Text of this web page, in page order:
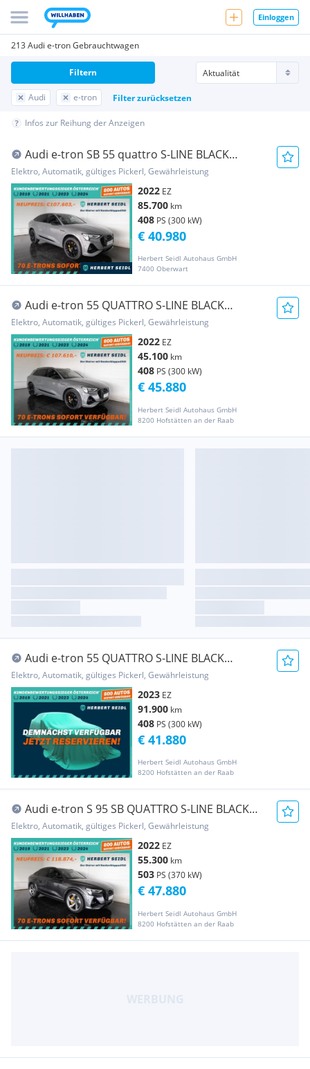
Einloggen
213 Audi e-tron Gebrauchtwagen
Audi e-tron Filter zurücksetzen
Filtern
Infos zur Reihung der Anzeigen
Audi e-tron SB 55 quattro S-LINE BLACK
EDITION *NP: ...
Elektro, Automatik, gültiges Pickerl, Gewährleistung
2022 EZ
85.700 km
408 PS (300 kW)
Herbert Seidl Autohaus GmbH
7400 Oberwart
€ 40.980
Audi e-tron 55 QUATTRO S-LINE BLACK
EDITION *NP: € 1...
Elektro, Automatik, gültiges Pickerl, Gewährleistung
2022 EZ
45.100 km
408 PS (300 kW)
Herbert Seidl Autohaus GmbH
8200 Hofstätten an der Raab
€ 45.880
Audi e-tron 55 QUATTRO S-LINE BLACK
EDITION *NP: € 1...
Elektro, Automatik, gültiges Pickerl, Gewährleistung
2023 EZ
91.900 km
408 PS (300 kW)
Herbert Seidl Autohaus GmbH
8200 Hofstätten an der Raab
€ 41.880
Audi e-tron S 95 SB QUATTRO S-LINE BLACK
*NP: 118.87...
Elektro, Automatik, gültiges Pickerl, Gewährleistung
2022 EZ
55.300 km
503 PS (370 kW)
Herbert Seidl Autohaus GmbH
8200 Hofstätten an der Raab
€ 47.880